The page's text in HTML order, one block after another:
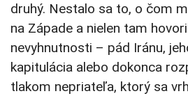
druhý. Nestalo sa to, o čom
na Západe a nielen tam
nevyhnutnosti – pád Iránu,
kapitulácia alebo dokonca
tlakom nepriateľa, ktorý sa